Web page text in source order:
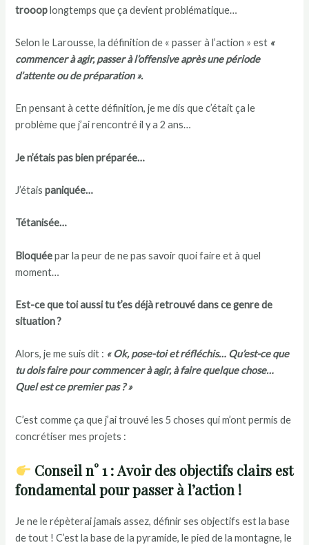
troooplongtemps que ça devient problématique…
Selon le Larousse, la définition de « passer à l’action » est «
commencer à agir, passer à l’offensive après une période
d’attente ou de préparation ».
En pensant à cette définition, je me dis que c’était ça le
problème que j’ai rencontré il y a 2 ans…
Je n’étais pas bien préparée…
J’étaispaniquée…
Tétanisée…
Bloquéepar la peur de ne pas savoir quoi faire et à quel
moment…
Est-ce que toi aussi tu t’es déjà retrouvé dans ce genre de
situation ?
Alors, je me suis dit : « Ok, pose-toi et réfléchis… Qu’est-ce que
tu dois faire pour commencer à agir, à faire quelque chose…
Quel est ce premier pas ? »
C’est comme ça que j’ai trouvé les 5 choses qui m’ont permis de
concrétiser mes projets :
Conseil n° 1 : Avoir des objectifs clairs est
fondamental pour passer à l’action !
Je ne le répèterai jamais assez, définir ses objectifs est la base
de tout ! C’est la base de la pyramide, le pied de la montagne, le